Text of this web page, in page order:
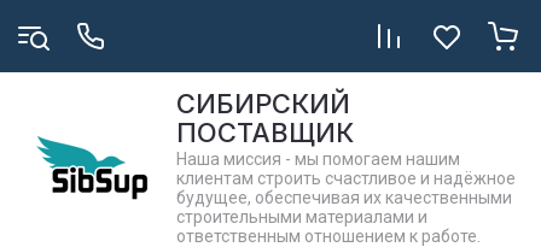
СИБИРСКИЙ
ПОСТАВЩИК
Наша миссия - мы помогаем нашим
клиентам строить счастливое и надёжное
будущее, обеспечивая их качественными
строительными материалами и
ответственным отношением к работе.